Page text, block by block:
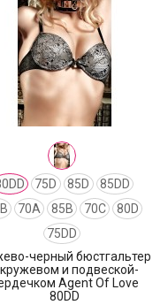
75D 85D
85DD
70A 85B 70C
80D
75DD
черный бюстгальтер
и подвеской-
Agent Of Love
80DD